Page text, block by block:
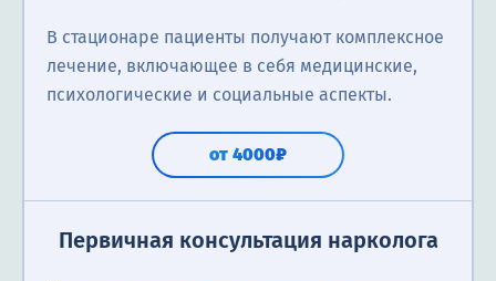
В стационаре пациенты получают комплексное
лечение, включающее в себя медицинские,
психологические и социальные аспекты.
от 4000₽
Первичная консультация нарколога